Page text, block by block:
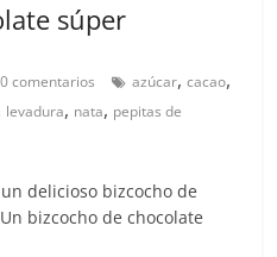
súper
0 comentarios azúcar,cacao,
levadura, nata, pepitas de
delicioso bizcocho de
bizcocho de chocolate